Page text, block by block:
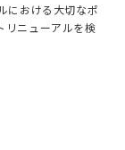
における大切なポ
リニューアルを検